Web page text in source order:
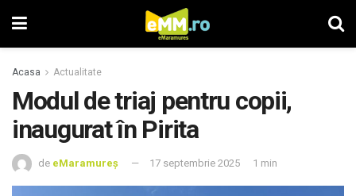
Acasa Actualitate
Modul de triaj pentru copii,
inaugurat în Pirita
de eMaramureș 17 septembrie 2025 1 min